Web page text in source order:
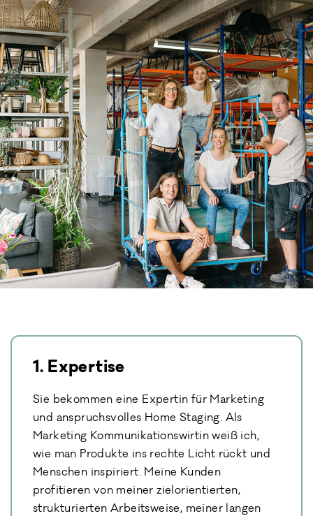
1. Expertise
Sie bekommen eine Expertin für Marketing
und anspruchsvolles Home Staging. Als
Marketing Kommunikationswirtin weiß ich,
wie man Produkte ins rechte Licht rückt und
Menschen inspiriert. Meine Kunden
profitieren von meiner zielorientierten,
strukturierten Arbeitsweise, meiner langen